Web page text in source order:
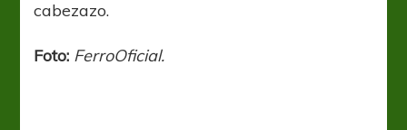
cabezazo.
Foto: FerroOficial.